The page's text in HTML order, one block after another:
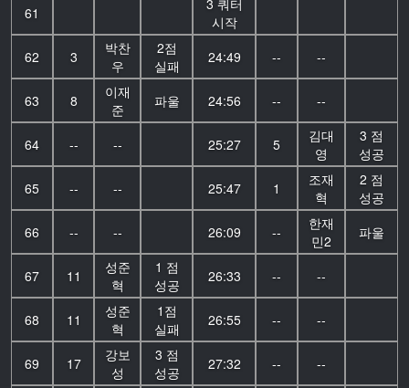
61
3 쿼터
시작
62
3
박찬
우
2점
실패
24:49 -- --
63 8
이재
준
파울 24:56 -- --
64 -- -- 25:27 5
김대
영
3 점
성공
65
-- -- 25:47 1
조재
혁
2 점
성공
66
-- -- 26:09 --
한재
민2
파울
67 11
성준
혁
1 점
성공
26:33 -- --
68 11
성준
혁
1점
실패
26:55 -- --
69 17
강보
성
3 점
성공
27:32 -- --